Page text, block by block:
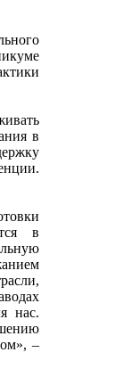
в
в
нас.
–